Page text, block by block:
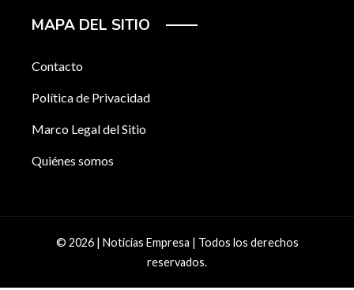
MAPA DEL SITIO
Contacto
Política de Privacidad
Marco Legal del Sitio
Quiénes somos
© 2026 | Noticias Empresa | Todos los derechos
reservados.